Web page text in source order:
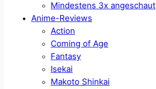
Mindestens 3x angeschaut
Anime-Reviews
Action
Coming of Age
Fantasy
Isekai
Makoto Shinkai